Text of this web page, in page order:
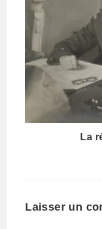
La
Laisser un